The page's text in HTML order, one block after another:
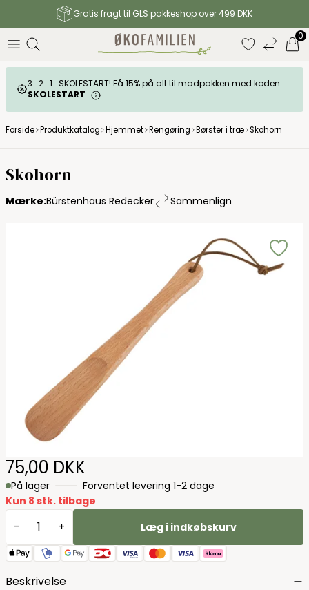
Gratis fragt til GLS pakkeshop over 499 DKK
0
3.. 2.. 1.. SKOLESTART! Få 15% på alt til madpakken med koden
SKOLESTART
Forside Produktkatalog Hjemmet Rengøring Børster i træ Skohorn
Skohorn
Mærke:Bürstenhaus Redecker Sammenlign
75,00 DKK
På lager
Forventet levering 1-2 dage
Kun 8 stk. tilbage
- + Læg i indkøbskurv
Beskrivelse